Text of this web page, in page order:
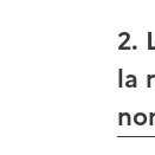
2.
la